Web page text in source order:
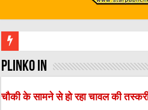
plinko in
चौकी के सामने से हो रहा चावल की